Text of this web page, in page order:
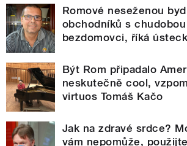
Romové neseženou
obchodníků s
bezdomovci, říká
Být Rom připadalo
neskutečně cool,
virtuos Tomáš Kačo
Jak na zdravé srdce?
vám nepomůže,